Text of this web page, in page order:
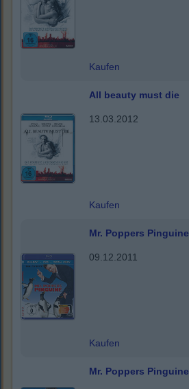
Kaufen
All beauty must die
13.03.2012
Kaufen
Mr. Poppers Pinguine
09.12.2011
Kaufen
Mr. Poppers Pinguine